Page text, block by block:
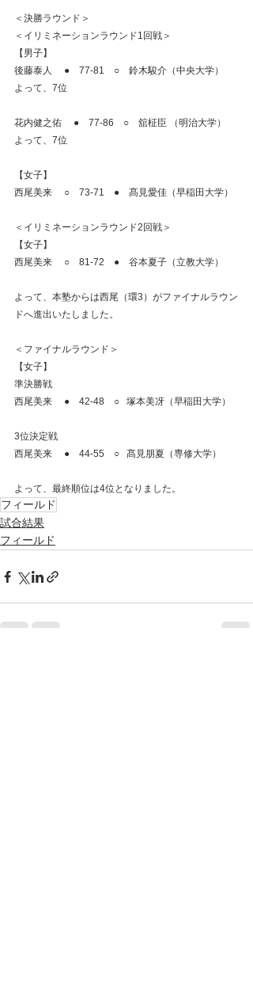
＜決勝ラウンド＞
＜イリミネーションラウンド1回戦＞
【男子】
後藤泰人　 ●　77-81　○　鈴木駿介（中央大学）
よって、7位
花内健之佑　 ●　77-86　○　舘柾臣 （明治大学）
よって、7位
【女子】
西尾美来　 ○　73-71　●　髙見愛佳（早稲田大学）
＜イリミネーションラウンド2回戦＞
【女子】
西尾美来　 ○　81-72　●　谷本夏子（立教大学）
よって、本塾からは西尾（環3）がファイナルラウン
ドへ進出いたしました。
＜ファイナルラウンド＞
【女子】
準決勝戦
西尾美来     ●　42-48　○   塚本美冴（早稲田大学）
3位決定戦
西尾美来     ●    44-55　○   髙見朋夏（専修大学）
よって、最終順位は4位となりました。
フィールド
試合結果
フィールド